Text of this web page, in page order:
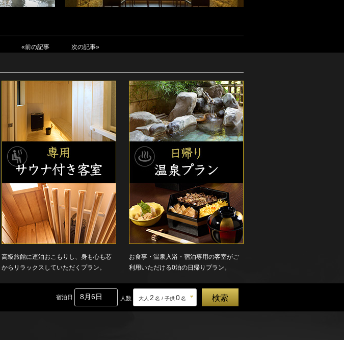
«前の記事 次の記事»
高級旅館に連泊おこもりし、身も心も芯
からリラックスしていただくプラン。
お食事・温泉入浴・宿泊専用の客室がご
利用いただける0泊の日帰りプラン。
宿泊日 人数 大人 2 名 / 子供0名